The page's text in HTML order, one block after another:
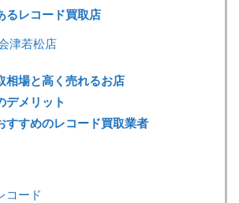
るレコード買取店
津若松店
相場と高く売れるお店
デメリット
すすめのレコード買取業者
コード